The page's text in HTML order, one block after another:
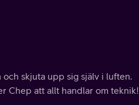
skjuta upp sig själv i luften.
Chep att allt handlar om teknik!